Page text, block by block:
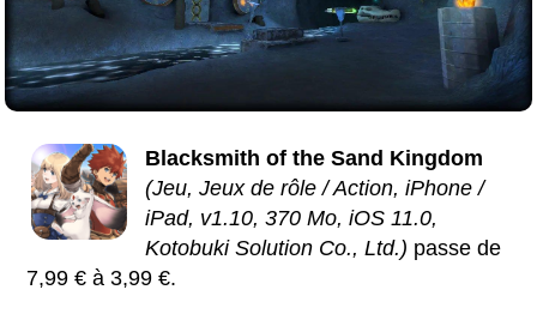
Blacksmith of the Sand Kingdom
(Jeu, Jeux de rôle / Action, iPhone /
iPad, v1.10, 370 Mo, iOS 11.0,
Kotobuki Solution Co., Ltd.) passe de
7,99 € à 3,99 €.